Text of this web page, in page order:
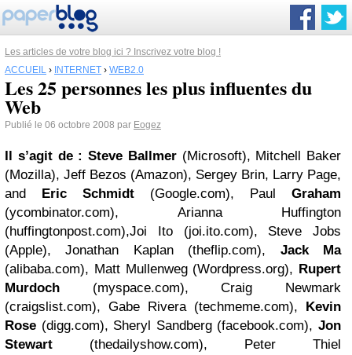
Les articles de votre blog ici ? Inscrivez votre blog !
ACCUEIL › INTERNET › WEB2.0
Les 25 personnes les plus influentes du
Web
Publié le 06 octobre 2008 par Eogez
Il s’agit de : Steve Ballmer(Microsoft), Mitchell Baker
(Mozilla), Jeff Bezos (Amazon), Sergey Brin, Larry Page,
and Eric Schmidt (Google.com), Paul Graham
(ycombinator.com), Arianna Huffington
(huffingtonpost.com),Joi Ito (joi.ito.com), Steve Jobs
(Apple), Jonathan Kaplan (theflip.com), Jack Ma
(alibaba.com), Matt Mullenweg (Wordpress.org), Rupert
Murdoch (myspace.com), Craig Newmark
(craigslist.com), Gabe Rivera (techmeme.com), Kevin
Rose (digg.com), Sheryl Sandberg (facebook.com), Jon
Stewart (thedailyshow.com), Peter Thiel